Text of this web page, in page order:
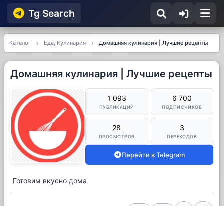
Tg Searсh
Каталог Еда, Кулинария Домашняя кулинария | Лучшие рецепты
Домашняя кулинария | Лучшие рецепты
1 093
ПУБЛИКАЦИЙ
6 700
ПОДПИСЧИКОВ
28
ПРОСМОТРОВ
3
ПЕРЕХОДОВ
Перейти в Telegram
Готовим вкусно дома